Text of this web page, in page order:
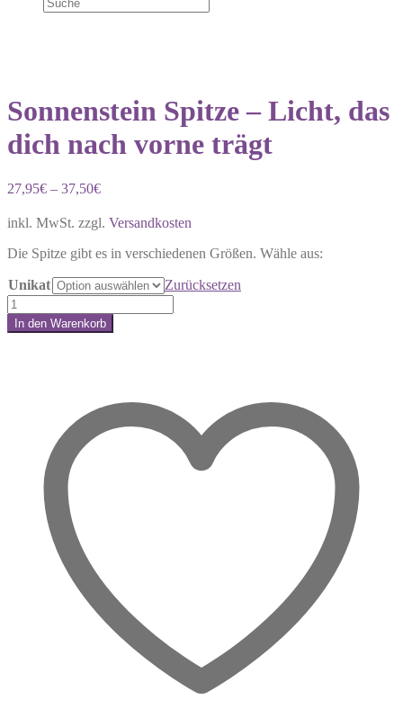
Sonnenstein Spitze – Licht, das
dich nach vorne trägt
27,95€ – 37,50€
inkl. MwSt. zzgl. Versandkosten
Die Spitze gibt es in verschiedenen Größen. Wähle aus:
Unikat
Zurücksetzen
Sonnenstein
Spitze
–
In den Warenkorb